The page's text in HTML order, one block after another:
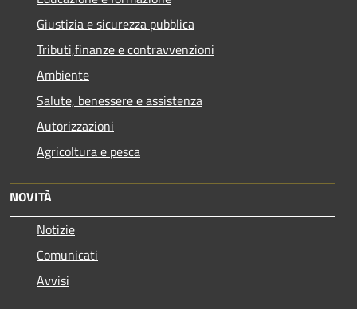
Giustizia e sicurezza pubblica
Tributi,finanze e contravvenzioni
Ambiente
Salute, benessere e assistenza
Autorizzazioni
Agricoltura e pesca
NOVITÀ
Notizie
Comunicati
Avvisi